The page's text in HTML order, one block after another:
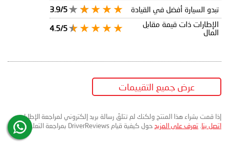
تبدو السيارة أفضل في القيادة
3.9/5
الإطارات ذات قيمة مقابل
المال
4.5/5
عرض جميع التقييمات
إذا قمت بشراء هذا المنتج ولكنك لم تتلقَ رسالة بريد إلكتروني لمراجعة الإطارات،
اتصل بنا. تعرف على المزيد حول كيفية قيام DriverReviews بمراجعة التعليقات.